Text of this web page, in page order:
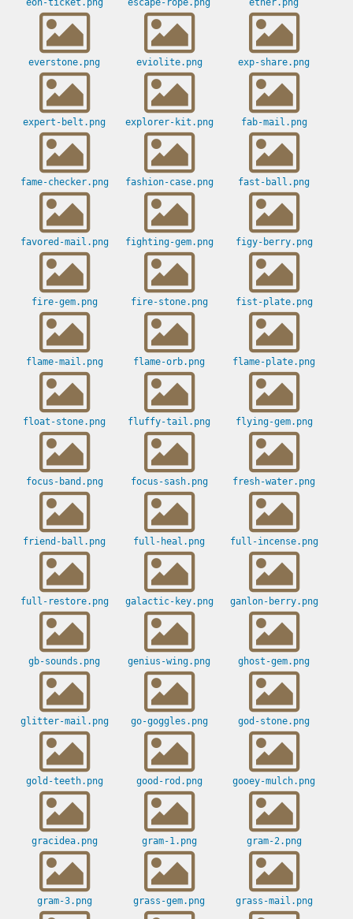
eon-ticket.png escape-rope.png ether.png
everstone.png eviolite.png exp-share.png
expert-belt.png explorer-kit.png fab-mail.png
fame-checker.png fashion-case.png fast-ball.png
favored-mail.png fighting-gem.png figy-berry.png
fire-gem.png fire-stone.png fist-plate.png
flame-mail.png flame-orb.png flame-plate.png
float-stone.png fluffy-tail.png flying-gem.png
focus-band.png focus-sash.png fresh-water.png
friend-ball.png full-heal.png full-incense.png
full-restore.png galactic-key.png ganlon-berry.png
gb-sounds.png genius-wing.png ghost-gem.png
glitter-mail.png go-goggles.png god-stone.png
gold-teeth.png good-rod.png gooey-mulch.png
gracidea.png gram-1.png gram-2.png
gram-3.png grass-gem.png grass-mail.png